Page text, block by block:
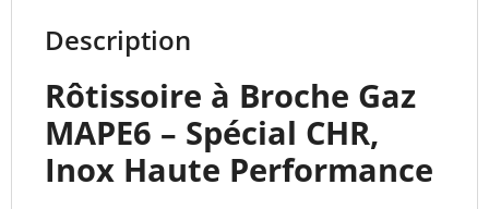
Description
Rôtissoire à Broche Gaz
MAPE6 – Spécial CHR,
Inox Haute Performance